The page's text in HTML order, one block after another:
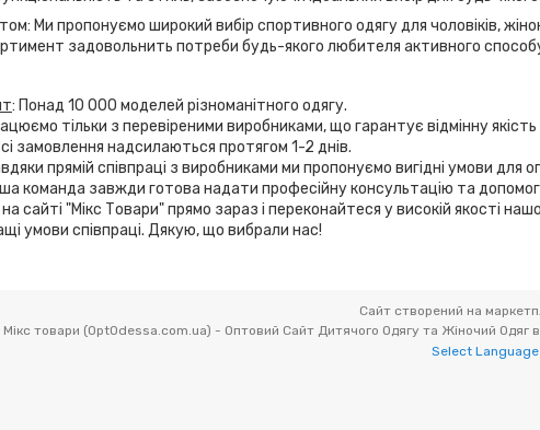
Ми пропонуємо широкий вибір спортивного одягу для чоловіків,
задовольнить потреби будь-якого любителя активного
: Понад 10 000 моделей різноманітного одягу.
тільки з перевіреними виробниками, що гарантує відмінну якість
замовлення надсилаються протягом 1-2 днів.
прямій співпраці з виробниками ми пропонуємо вигідні умови для
команда завжди готова надати професійну консультацію та
сайті "Мікс Товари" прямо зараз і переконайтеся у високій якості
умови співпраці. Дякую, що вибрали нас!
Сайт створений на
Select Language